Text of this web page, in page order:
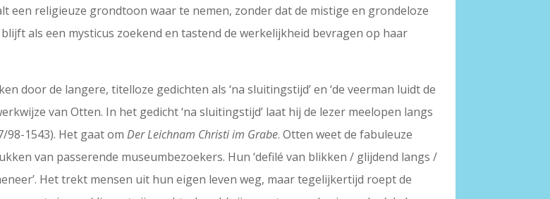
een religieuze grondtoon waar te nemen, zonder dat de mistige en grondeloze
als een mysticus zoekend en tastend de werkelijkheid bevragen op haar
door de langere, titelloze gedichten als ‘na sluitingstijd’ en ‘de veerman luidt de
van Otten. In het gedicht ‘na sluitingstijd’ laat hij de lezer meelopen langs
98-1543). Het gaat omDer Leichnam Christi im Grabe. Otten weet de fabuleuze
van passerende museumbezoekers. Hun ‘defilé van blikken / glijdend langs /
Het trekt mensen uit hun eigen leven weg, maar tegelijkertijd roept de